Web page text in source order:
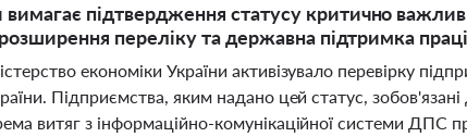
підтвердження статусу критично
розширення переліку та державна підтримка
економіки України активізувало перевірку
Підприємства, яким надано цей статус,
витяг з інформаційно-комунікаційної системи ДПС